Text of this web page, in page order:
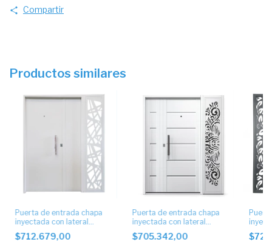
Compartir
Productos similares
Puerta de entrada chapa
inyectada con lateral
artístico. Cod 5004
$712.679,00
Puerta de entrada chapa
inyectada con lateral
artístico. Cod 7011
$705.342,00